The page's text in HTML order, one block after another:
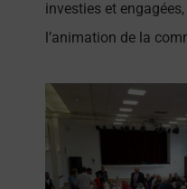
investies et
l’animation de la